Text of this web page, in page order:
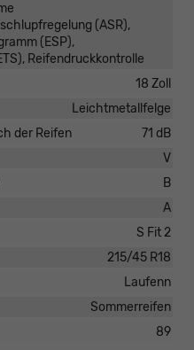
(ASR),
(ESP),
Reifendruckkontrolle
18 Zoll
Leichtmetallfelge
der Reifen
71 dB
V
B
A
S Fit 2
215/45 R18
Laufenn
Sommerreifen
89